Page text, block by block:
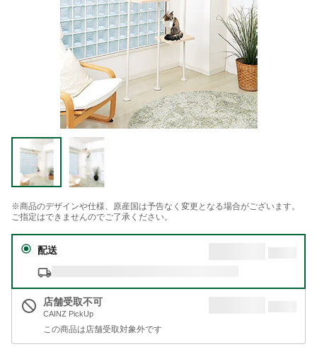
※商品のデザインや仕様、原産国は予告なく変更となる場合がございます。
ご指定はできませんのでご了承ください。
配送
店舗受取不可
CAINZ PickUp
この商品は店舗受取対象外です